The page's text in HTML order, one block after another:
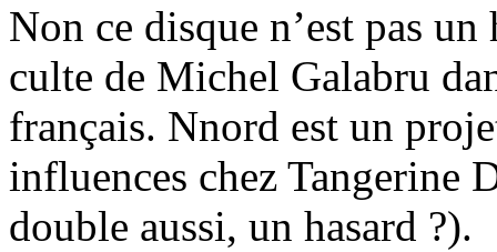
Non ce disque n’est pas
culte de Michel Galabru
français. Nnord est un
influences chez Tangerine
double aussi, un hasard ?).